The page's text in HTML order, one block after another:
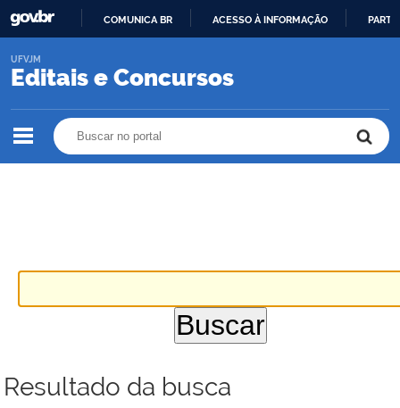
O
COMUNICA BR ACESSO À INFORMAÇÃO
Editais e Concursos
UFVJM
Resultado da busca